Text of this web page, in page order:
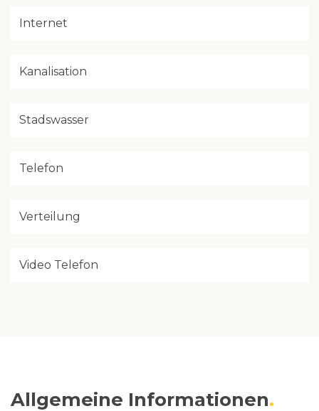
Internet
Kanalisation
Stadswasser
Telefon
Verteilung
Video Telefon
Allgemeine Informationen